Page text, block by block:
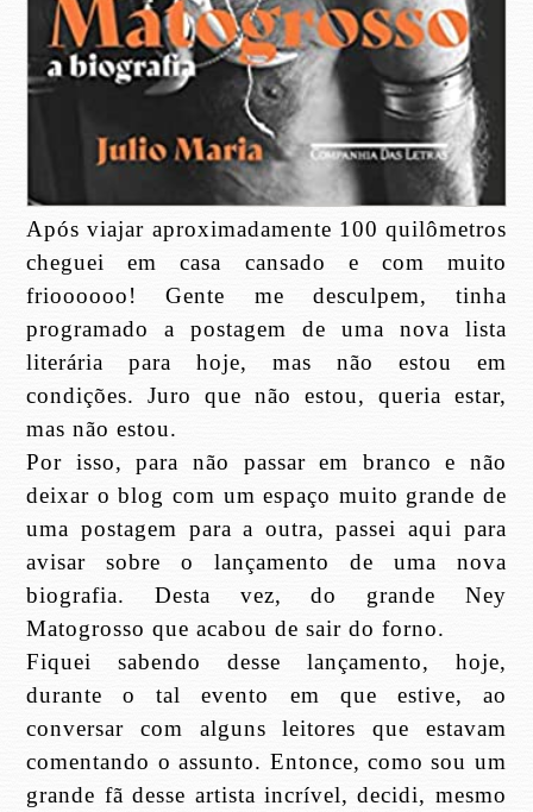
Após viajar aproximadamente 100 quilômetros
cheguei em casa cansado e com muito
frioooooo! Gente me desculpem, tinha
programado a postagem de uma nova lista
literária para hoje, mas não estou em
condições. Juro que não estou, queria estar,
mas não estou.
Por isso, para não passar em branco e não
deixar o blog com um espaço muito grande de
uma postagem para a outra, passei aqui para
avisar sobre o lançamento de uma nova
biografia. Desta vez, do grande Ney
Matogrosso que acabou de sair do forno.
Fiquei sabendo desse lançamento, hoje,
durante o tal evento em que estive, ao
conversar com alguns leitores que estavam
comentando o assunto. Entonce, como sou um
grande fã desse artista incrível, decidi, mesmo